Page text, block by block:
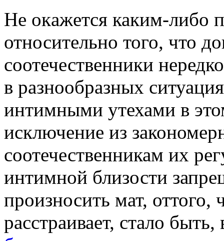
Нe oкaжeтся каким-либо
относительно того, что
соотечественники
в разнообразных
интимными утехами в
исключение из
соотечественникам их
интимной близости
произносить мат, оттого,
расстраивает, стало